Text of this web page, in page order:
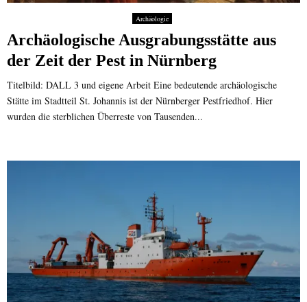
Archäologie
Archäologische Ausgrabungsstätte aus
der Zeit der Pest in Nürnberg
Titelbild: DALL 3 und eigene Arbeit Eine bedeutende archäologische
Stätte im Stadtteil St. Johannis ist der Nürnberger Pestfriedhof. Hier
wurden die sterblichen Überreste von Tausenden...